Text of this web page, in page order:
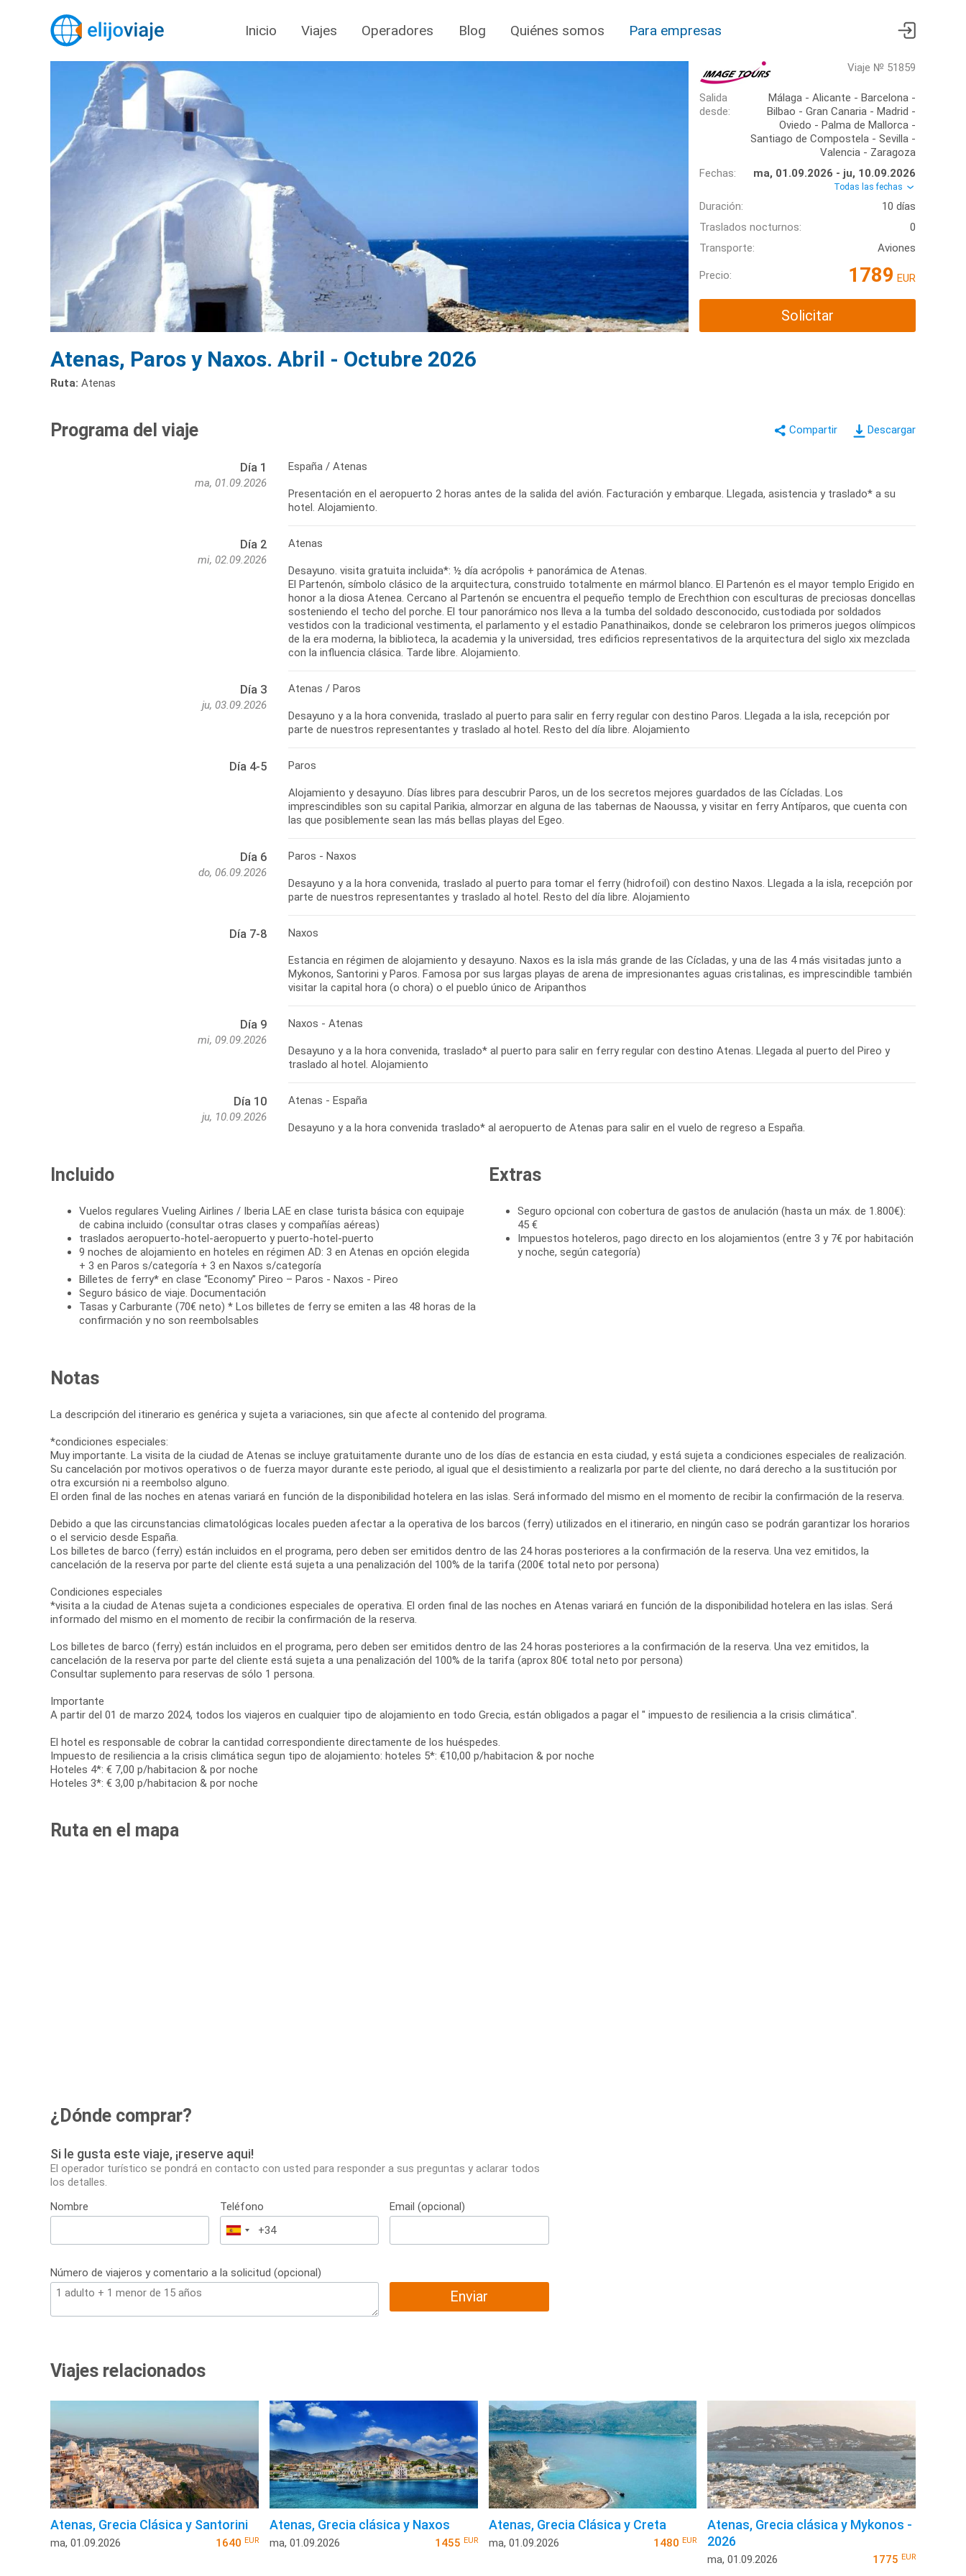
Inicio Viajes Operadores Blog Quiénes somos Para empresas
Viaje № 51859
Salida
desde:
Málaga - Alicante - Barcelona -
Bilbao - Gran Canaria - Madrid -
Oviedo - Palma de Mallorca -
Santiago de Compostela - Sevilla -
Valencia - Zaragoza
Fechas:
ma, 01.09.2026 - ju, 10.09.2026
Todas las fechas
Duración:
10 días
Traslados nocturnos:
0
Transporte:
Aviones
Precio: 1789 EUR
Solicitar
Atenas, Paros y Naxos. Abril - Octubre 2026
Ruta: Atenas
Descargar
Programa del viaje
Día 1
ma, 01.09.2026
España / Atenas
Presentación en el aeropuerto 2 horas antes de la salida del avión. Facturación y embarque. Llegada, asistencia y traslado* a su
hotel. Alojamiento.
Día 2
mi, 02.09.2026
Atenas
Desayuno. visita gratuita incluida*: ½ día acrópolis + panorámica de Atenas.
El Partenón, símbolo clásico de la arquitectura, construido totalmente en mármol blanco. El Partenón es el mayor templo Erigido en
honor a la diosa Atenea. Cercano al Partenón se encuentra el pequeño templo de Erechthion con esculturas de preciosas doncellas
sosteniendo el techo del porche. El tour panorámico nos lleva a la tumba del soldado desconocido, custodiada por soldados
vestidos con la tradicional vestimenta, el parlamento y el estadio Panathinaikos, donde se celebraron los primeros juegos olímpicos
de la era moderna, la biblioteca, la academia y la universidad, tres edificios representativos de la arquitectura del siglo xix mezclada
con la influencia clásica. Tarde libre. Alojamiento.
Día 3
ju, 03.09.2026
Atenas / Paros
Desayuno y a la hora convenida, traslado al puerto para salir en ferry regular con destino Paros. Llegada a la isla, recepción por
parte de nuestros representantes y traslado al hotel. Resto del día libre. Alojamiento
Día 4-5 Paros
Alojamiento y desayuno. Días libres para descubrir Paros, un de los secretos mejores guardados de las Cícladas. Los
imprescindibles son su capital Parikia, almorzar en alguna de las tabernas de Naoussa, y visitar en ferry Antíparos, que cuenta con
las que posiblemente sean las más bellas playas del Egeo.
Día 6
do, 06.09.2026
Paros - Naxos
Desayuno y a la hora convenida, traslado al puerto para tomar el ferry (hidrofoil) con destino Naxos. Llegada a la isla, recepción por
parte de nuestros representantes y traslado al hotel. Resto del día libre. Alojamiento
Día 7-8 Naxos
Estancia en régimen de alojamiento y desayuno. Naxos es la isla más grande de las Cícladas, y una de las 4 más visitadas junto a
Mykonos, Santorini y Paros. Famosa por sus largas playas de arena de impresionantes aguas cristalinas, es imprescindible también
visitar la capital hora (o chora) o el pueblo único de Aripanthos
Día 9
mi, 09.09.2026
Naxos - Atenas
Desayuno y a la hora convenida, traslado* al puerto para salir en ferry regular con destino Atenas. Llegada al puerto del Pireo y
traslado al hotel. Alojamiento
Día 10
ju, 10.09.2026
Atenas - España
Desayuno y a la hora convenida traslado* al aeropuerto de Atenas para salir en el vuelo de regreso a España.
Incluido
Vuelos regulares Vueling Airlines / Iberia LAE en clase turista básica con equipaje
de cabina incluido (consultar otras clases y compañías aéreas)
traslados aeropuerto-hotel-aeropuerto y puerto-hotel-puerto
9 noches de alojamiento en hoteles en régimen AD: 3 en Atenas en opción elegida
+ 3 en Paros s/categoría + 3 en Naxos s/categoría
Billetes de ferry* en clase “Economy” Pireo – Paros - Naxos - Pireo
Seguro básico de viaje. Documentación
Tasas y Carburante (70€ neto) * Los billetes de ferry se emiten a las 48 horas de la
confirmación y no son reembolsables
Extras
Seguro opcional con cobertura de gastos de anulación (hasta un máx. de 1.800€):
45 €
Impuestos hoteleros, pago directo en los alojamientos (entre 3 y 7€ por habitación
y noche, según categoría)
Notas
La descripción del itinerario es genérica y sujeta a variaciones, sin que afecte al contenido del programa.
*condiciones especiales:
Muy importante. La visita de la ciudad de Atenas se incluye gratuitamente durante uno de los días de estancia en esta ciudad, y está sujeta a condiciones especiales de realización.
Su cancelación por motivos operativos o de fuerza mayor durante este periodo, al igual que el desistimiento a realizarla por parte del cliente, no dará derecho a la sustitución por
otra excursión ni a reembolso alguno.
El orden final de las noches en atenas variará en función de la disponibilidad hotelera en las islas. Será informado del mismo en el momento de recibir la confirmación de la reserva.
Debido a que las circunstancias climatológicas locales pueden afectar a la operativa de los barcos (ferry) utilizados en el itinerario, en ningún caso se podrán garantizar los horarios
o el servicio desde España.
Los billetes de barco (ferry) están incluidos en el programa, pero deben ser emitidos dentro de las 24 horas posteriores a la confirmación de la reserva. Una vez emitidos, la
cancelación de la reserva por parte del cliente está sujeta a una penalización del 100% de la tarifa (200€ total neto por persona)
Condiciones especiales
*visita a la ciudad de Atenas sujeta a condiciones especiales de operativa. El orden final de las noches en Atenas variará en función de la disponibilidad hotelera en las islas. Será
informado del mismo en el momento de recibir la confirmación de la reserva.
Los billetes de barco (ferry) están incluidos en el programa, pero deben ser emitidos dentro de las 24 horas posteriores a la confirmación de la reserva. Una vez emitidos, la
cancelación de la reserva por parte del cliente está sujeta a una penalización del 100% de la tarifa (aprox 80€ total neto por persona)
Consultar suplemento para reservas de sólo 1 persona.
Importante
A partir del 01 de marzo 2024, todos los viajeros en cualquier tipo de alojamiento en todo Grecia, están obligados a pagar el " impuesto de resiliencia a la crisis climática".
El hotel es responsable de cobrar la cantidad correspondiente directamente de los huéspedes.
Impuesto de resiliencia a la crisis climática segun tipo de alojamiento: hoteles 5*: €10,00 p/habitacion & por noche
Hoteles 4*: € 7,00 p/habitacion & por noche
Hoteles 3*: € 3,00 p/habitacion & por noche
Ruta en el mapa
¿Dónde comprar?
Si le gusta este viaje, ¡reserve aqui!
El operador turístico se pondrá en contacto con usted para responder a sus preguntas y aclarar todos
los detalles.
Nombre
Teléfono
España
+34
Email (opcional)
Número de viajeros y comentario a la solicitud (opcional)
Enviar
Viajes relacionados
Atenas, Grecia Clásica y Santorini
ma, 01.09.2026 1640 EUR
Atenas, Grecia clásica y Naxos
ma, 01.09.2026 1455 EUR
Atenas, Grecia Clásica y Creta
ma, 01.09.2026 1480EUR
Atenas, Grecia clásica y Mykonos -
2026
ma, 01.09.2026 1775 EUR